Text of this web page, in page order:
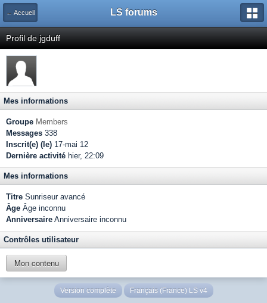
← Accueil LS forums
Profil de jgduff
Mes informations
Groupe Members
Messages 338
Inscrit(e) (le) 17-mai 12
Dernière activité hier, 22:09
Mes informations
Titre Sunriseur avancé
Âge Âge inconnu
Anniversaire Anniversaire inconnu
Contrôles utilisateur
Mon contenu
Version complète Français (France) LS v4